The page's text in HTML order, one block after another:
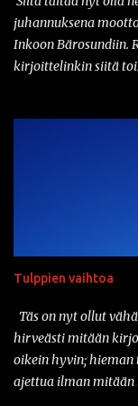
päivänähän myös
kyseinen...
juhannuksena
Inkoon Bärosundiin.
kirjoittelinkin siitä
golisnasiin.html
ajattelinkin aloittaa
polun varressa.
viitisenkymmentä
minkään laista
selkään. Toki se on
Tulppien vaihtoa
Täs on nyt ollut
hirveästi mitään
oikein hyvin; hieman
ajettua ilman mitään